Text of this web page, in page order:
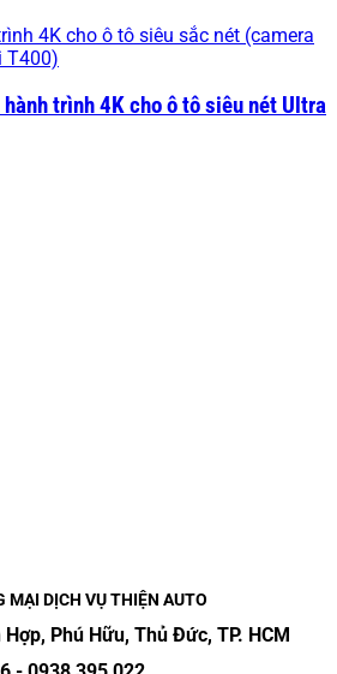
hành trình 4K cho ô tô siêu nét Ultra
MẠI DỊCH VỤ THIỆN AUTO
Phú Hữu, Thủ Đức, TP. HCM